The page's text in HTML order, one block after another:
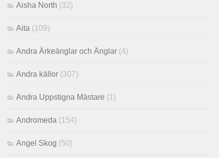
Aisha North (32)
Aita (109)
Andra Ärkeänglar och Änglar (4)
Andra källor (307)
Andra Uppstigna Mästare (1)
Andromeda (154)
Angel Skog (50)